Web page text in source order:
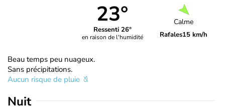
23°
Ressenti 26°
en raison de l'humidité
Calme
Rafales15 km/h
Beau temps peu nuageux.
Sans précipitations.
Aucun risque de pluie
Nuit